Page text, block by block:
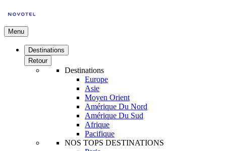
Menu
Destinations
Retour
Destinations
Europe
Asie
Moyen Orient
Amérique Du Nord
Amérique Du Sud
Afrique
Pacifique
NOS TOPS DESTINATIONS